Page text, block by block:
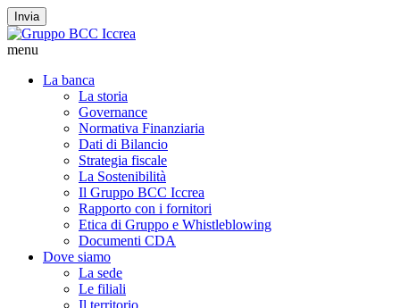
Invia
menu
La banca
La storia
Governance
Normativa Finanziaria
Dati di Bilancio
Strategia fiscale
La Sostenibilità
Il Gruppo BCC Iccrea
Rapporto con i fornitori
Etica di Gruppo e Whistleblowing
Documenti CDA
Dove siamo
La sede
Le filiali
Il territorio